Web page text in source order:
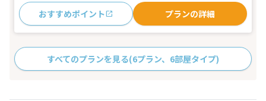
おすすめポイント プランの詳細
すべてのプランを見る(6プラン、6部屋タイプ)